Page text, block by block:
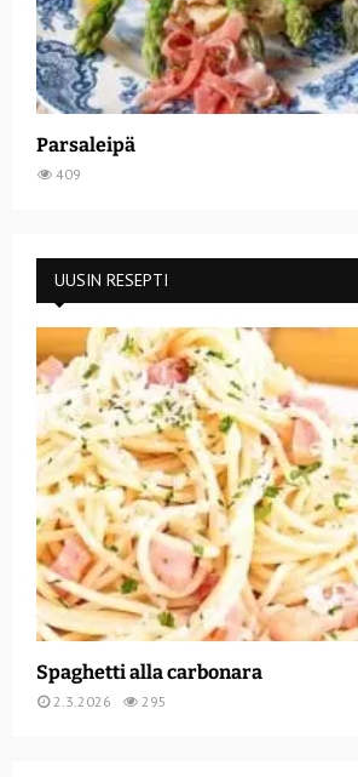
Parsaleipä
409
UUSIN RESEPTI
Spaghetti alla carbonara
2.3.2026 295